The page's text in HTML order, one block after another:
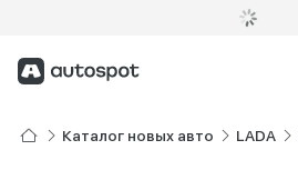
Каталог новых авто LADA